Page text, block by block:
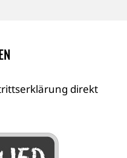
direkt